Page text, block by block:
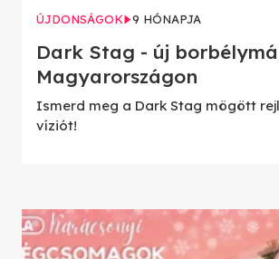
ÚJDONSÁGOK 9 HÓNAPJA
Dark Stag - új
Magyarországon
Ismerd meg a Dark Stag mögött
víziót!